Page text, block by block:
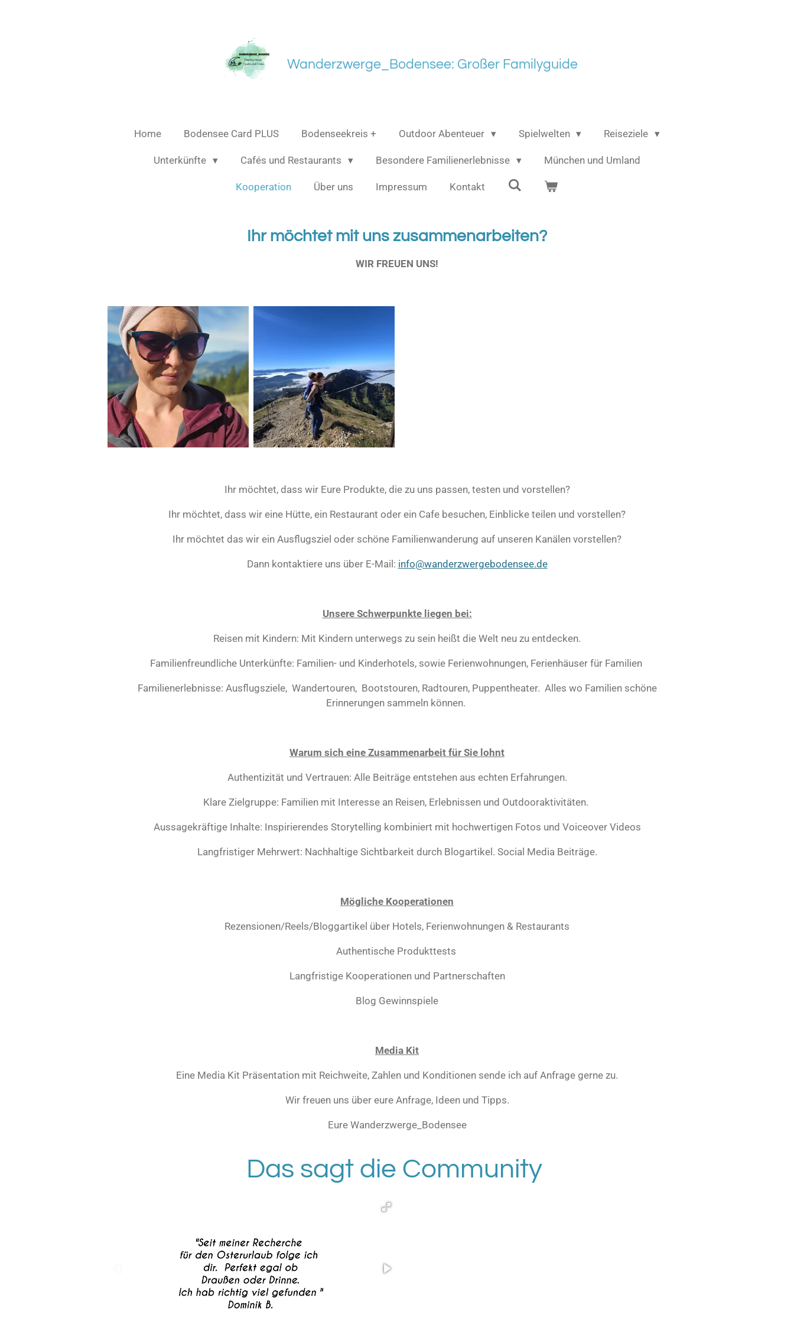
Wanderzwerge_Bodensee: Großer Familyguide
Home Bodensee Card PLUS Bodenseekreis + Outdoor Abenteuer Spielwelten Reiseziele
Unterkünfte Cafés und Restaurants Besondere Familienerlebnisse München und Umland
Kooperation Über uns Impressum Kontakt
Ihr möchtet mit uns zusammenarbeiten?
WIR FREUEN UNS!
Ihr möchtet, dass wir Eure Produkte, die zu uns passen, testen und vorstellen?
Ihr möchtet, dass wir eine Hütte, ein Restaurant oder ein Cafe besuchen, Einblicke teilen und vorstellen?
Ihr möchtet das wir ein Ausflugsziel oder schöne Familienwanderung auf unseren Kanälen vorstellen?
Dann kontaktiere uns über E-Mail: info@wanderzwergebodensee.de
Unsere Schwerpunkte liegen bei:
Reisen mit Kindern: Mit Kindern unterwegs zu sein heißt die Welt neu zu entdecken.
Familienfreundliche Unterkünfte: Familien- und Kinderhotels, sowie Ferienwohnungen, Ferienhäuser für Familien
Familienerlebnisse: Ausflugsziele, Wandertouren, Bootstouren, Radtouren, Puppentheater. Alles wo Familien schöne
Erinnerungen sammeln können.
Warum sich eine Zusammenarbeit für Sie lohnt
Authentizität und Vertrauen: Alle Beiträge entstehen aus echten Erfahrungen.
Klare Zielgruppe: Familien mit Interesse an Reisen, Erlebnissen und Outdooraktivitäten.
Aussagekräftige Inhalte: Inspirierendes Storytelling kombiniert mit hochwertigen Fotos und Voiceover Videos
Langfristiger Mehrwert: Nachhaltige Sichtbarkeit durch Blogartikel. Social Media Beiträge.
Mögliche Kooperationen
Rezensionen/Reels/Bloggartikel über Hotels, Ferienwohnungen & Restaurants
Authentische Produkttests
Langfristige Kooperationen und Partnerschaften
Blog Gewinnspiele
Media Kit
Eine Media Kit Präsentation mit Reichweite, Zahlen und Konditionen sende ich auf Anfrage gerne zu.
Wir freuen uns über eure Anfrage, Ideen und Tipps.
Eure Wanderzwerge_Bodensee
Das sagt die Community